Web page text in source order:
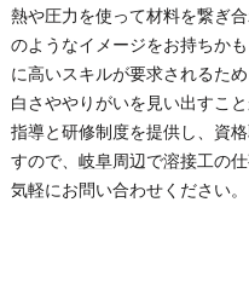
熱や圧力を使って材料を繋ぎ
のようなイメージをお持ちか
に高いスキルが要求されるた
白さややりがいを見い出すこ
指導と研修制度を提供し、資
すので、 岐阜周辺で溶接工の
気軽にお問い合わせください。